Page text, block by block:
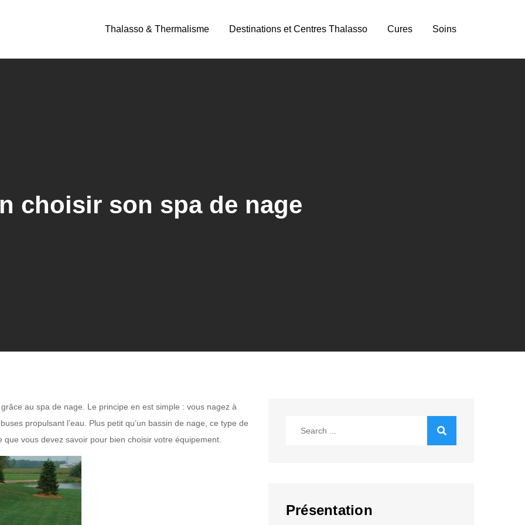
Thalasso & Thermalisme Destinations et Centres Thalasso Cures Soins
choisir son spa de nage
au spa de nage. Le principe en est simple : vous nagez à
propulsant l’eau. Plus petit qu’un bassin de nage, ce type de
que vous devez savoir pour bien choisir votre équipement.
Présentation